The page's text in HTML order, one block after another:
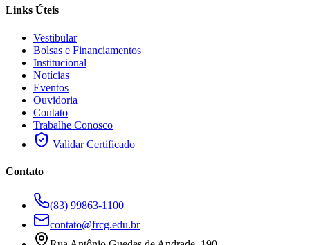
Links Úteis
Vestibular
Bolsas e Financiamentos
Institucional
Notícias
Eventos
Ouvidoria
Contato
Trabalhe Conosco
Validar Certificado
Contato
(83) 99863-1100
contato@frcg.edu.br